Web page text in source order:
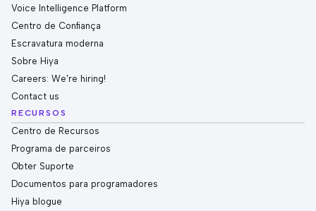
Voice Intelligence Platform
Centro de Confiança
Escravatura moderna
Sobre Hiya
Careers: We're hiring!
Contact us
RECURSOS
Centro de Recursos
Programa de parceiros
Obter Suporte
Documentos para programadores
Hiya blogue